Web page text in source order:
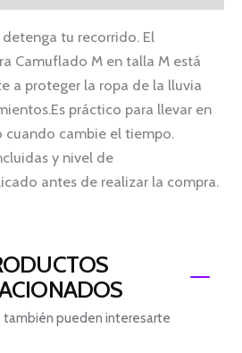
tu recorrido. El
Camuflado M en talla M está
a proteger la ropa de la lluvia
práctico para llevar en
cambie el tiempo.
y nivel de
antes de realizar la compra.
también pueden interesarte